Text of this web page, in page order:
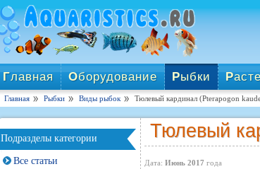
Главная Оборудование Рыбки Р
Главная Рыбки Виды рыбок Тюлевый кардинал (Pterapogon
Подразделы категории
Все статьи
Тюлевый
Дата: Июнь 2017 года